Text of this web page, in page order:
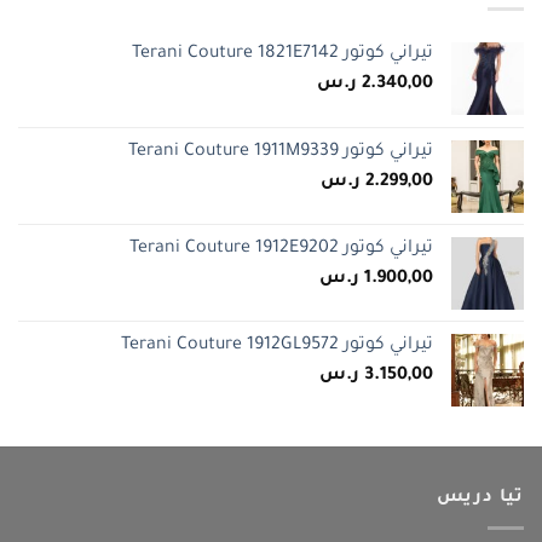
تيراني كوتور Terani Couture 1821E7142
2.340,00 ر.س
تيراني كوتور Terani Couture 1911M9339
2.299,00 ر.س
تيراني كوتور Terani Couture 1912E9202
1.900,00 ر.س
تيراني كوتور Terani Couture 1912GL9572
3.150,00 ر.س
تيا دريس